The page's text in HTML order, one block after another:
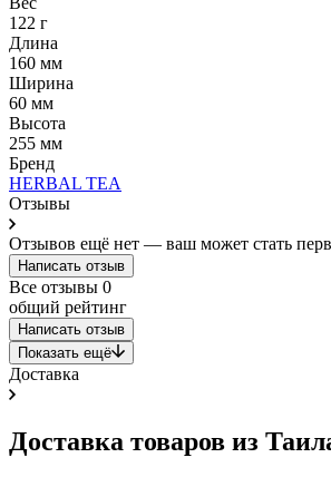
122 г
Длина
160 мм
Ширина
60 мм
Высота
255 мм
Бренд
HERBAL TEA
Отзывы
Отзывов ещё нет — ваш может стать
Написать отзыв
Все отзывы 0
общий рейтинг
Написать отзыв
Показать ещё
Доставка
Доставка товаров из